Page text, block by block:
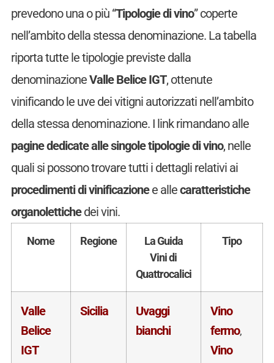
prevedono una o più “Tipologie di vino” coperte
nell’ambito della stessa denominazione. La tabella
riporta tutte le tipologie previste dalla
denominazioneValle Belice IGT, ottenute
vinificando le uve dei vitigni autorizzati nell’ambito
della stessa denominazione. I link rimandano alle
pagine dedicate alle singole tipologie di vino, nelle
quali si possono trovare tutti i dettagli relativi ai
procedimenti di vinificazionee allecaratteristiche
organolettichedei vini.
Nome Regione
La Guida
Vini di
Quattrocalici
Tipo
Valle
Belice
IGT
Sicilia
Uvaggi
bianchi
Vino
fermo,
Vino